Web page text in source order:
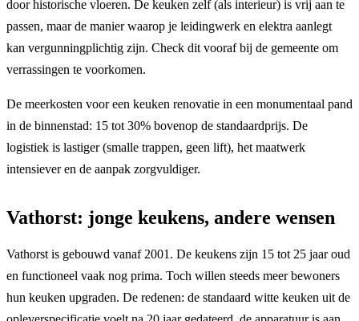
door historische vloeren. De keuken zelf (als interieur) is vrij aan te
passen, maar de manier waarop je leidingwerk en elektra aanlegt
kan vergunningplichtig zijn. Check dit vooraf bij de gemeente om
verrassingen te voorkomen.
De meerkosten voor een keuken renovatie in een monumentaal pand
in de binnenstad: 15 tot 30% bovenop de standaardprijs. De
logistiek is lastiger (smalle trappen, geen lift), het maatwerk
intensiever en de aanpak zorgvuldiger.
Vathorst: jonge keukens, andere wensen
Vathorst is gebouwd vanaf 2001. De keukens zijn 15 tot 25 jaar oud
en functioneel vaak nog prima. Toch willen steeds meer bewoners
hun keuken upgraden. De redenen: de standaard witte keuken uit de